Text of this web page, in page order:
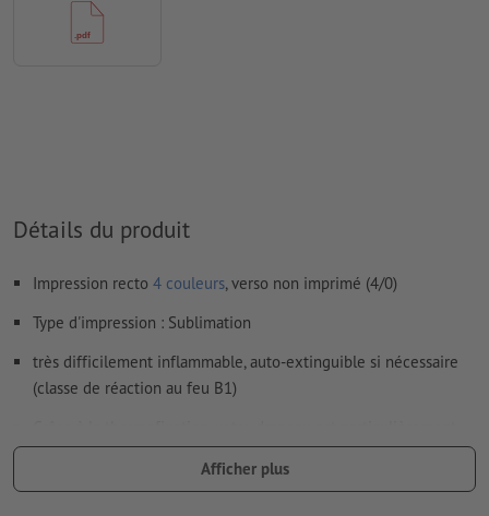
Comment créer correctement des fichiers d'impression?
Détails du produit
Impression recto 4 couleurs, verso non imprimé (4/0)
Type d'impression : Sublimation
très difficilement inflammable, auto-extinguible si nécessaire
(classe de réaction au feu B1)
résistant, lavable, et repassable
Veuillez noter que les dimensions indiquées correspondent à
Afficher plus